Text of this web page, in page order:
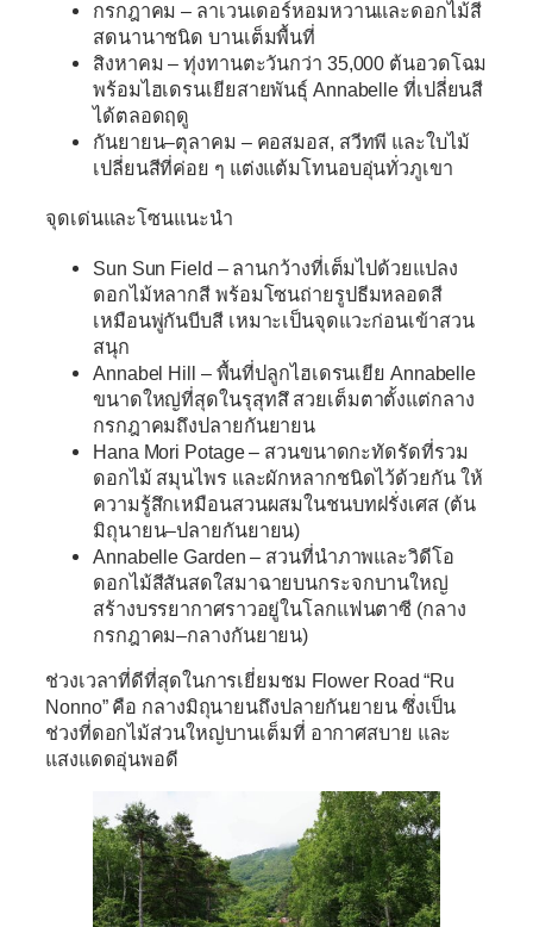
กรกฎาคม – ลาเวนเดอร์หอมหวานและดอกไม้สี
สดนานาชนิด บานเต็มพื้นที่
สิงหาคม – ทุ่งทานตะวันกว่า 35,000 ต้นอวดโฉม
พร้อมไฮเดรนเยียสายพันธุ์ Annabelle ที่เปลี่ยนสี
ได้ตลอดฤดู
กันยายน–ตุลาคม – คอสมอส, สวีทพี และใบไม้
เปลี่ยนสีที่ค่อย ๆ แต่งแต้มโทนอบอุ่นทั่วภูเขา
จุดเด่นและโซนแนะนำ
Sun Sun Field – ลานกว้างที่เต็มไปด้วยแปลง
ดอกไม้หลากสี พร้อมโซนถ่ายรูปธีมหลอดสี
เหมือนพู่กันบีบสี เหมาะเป็นจุดแวะก่อนเข้าสวน
สนุก
Annabel Hill – พื้นที่ปลูกไฮเดรนเยีย Annabelle
ขนาดใหญ่ที่สุดในรุสุทสึ สวยเต็มตาตั้งแต่กลาง
กรกฎาคมถึงปลายกันยายน
Hana Mori Potage– สวนขนาดกะทัดรัดที่รวม
ดอกไม้ สมุนไพร และผักหลากชนิดไว้ด้วยกัน ให้
ความรู้สึกเหมือนสวนผสมในชนบทฝรั่งเศส (ต้น
มิถุนายน–ปลายกันยายน)
Annabelle Garden – สวนที่นำภาพและวิดีโอ
ดอกไม้สีสันสดใสมาฉายบนกระจกบานใหญ่
สร้างบรรยากาศราวอยู่ในโลกแฟนตาซี (กลาง
กรกฎาคม–กลางกันยายน)
ช่วงเวลาที่ดีที่สุดในการเยี่ยมชม Flower Road “Ru
Nonno”คือ กลางมิถุนายนถึงปลายกันยายนซึ่งเป็น
ช่วงที่ดอกไม้ส่วนใหญ่บานเต็มที่ อากาศสบาย และ
แสงแดดอุ่นพอดี